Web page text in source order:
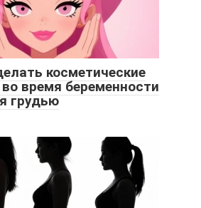
косметические
время беременности
грудью